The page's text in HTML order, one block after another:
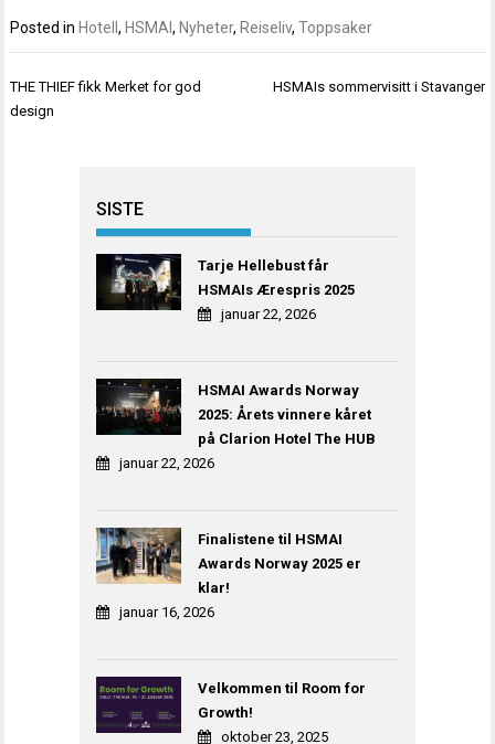
Posted in Hotell, HSMAI, Nyheter, Reiseliv,Toppsaker
Innleggsnavigasjon
THE THIEF fikk Merket for god
design
HSMAIs sommervisitt i Stavanger
SISTE
Tarje Hellebust får
HSMAIs Ærespris 2025
januar 22, 2026
HSMAI Awards Norway
2025: Årets vinnere kåret
på Clarion Hotel The HUB
januar 22, 2026
Finalistene til HSMAI
Awards Norway 2025 er
klar!
januar 16, 2026
Velkommen til Room for
Growth!
oktober 23, 2025